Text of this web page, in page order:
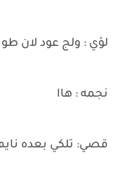
لؤي : ولج عود لان
نجمه : هاا
قصي: تلكي بعده